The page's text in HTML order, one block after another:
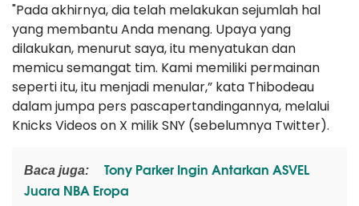
"Pada akhirnya, dia telah melakukan sejumlah hal
yang membantu Anda menang. Upaya yang
dilakukan, menurut saya, itu menyatukan dan
memicu semangat tim. Kami memiliki permainan
seperti itu, itu menjadi menular,” kata Thibodeau
dalam jumpa pers pascapertandingannya, melalui
Knicks Videos on X milik SNY (sebelumnya Twitter).
Baca juga:
Tony Parker Ingin Antarkan ASVEL
Juara NBA Eropa